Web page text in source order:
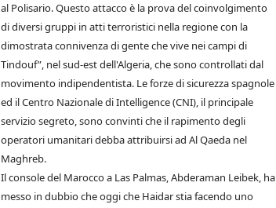
al Polisario. Questo attacco è la prova del coinvolgimento
di diversi gruppi in atti terroristici nella regione con la
dimostrata connivenza di gente che vive nei campi di
Tindouf”, nel sud-est dell'Algeria, che sono controllati dal
movimento indipendentista. Le forze di sicurezza spagnole
ed il Centro Nazionale di Intelligence (CNI), il principale
servizio segreto, sono convinti che il rapimento degli
operatori umanitari debba attribuirsi ad Al Qaeda nel
Maghreb.
Il console del Marocco a Las Palmas, Abderaman Leibek, ha
messo in dubbio che oggi che Haidar stia facendo uno